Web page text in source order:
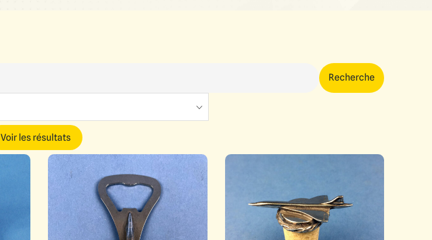
Recherche
Voir les résultats